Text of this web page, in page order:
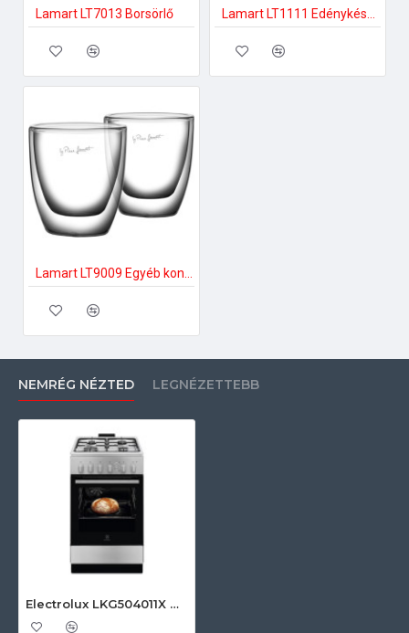
Lamart LT7013 Borsörlő
NEMRÉG NÉZTED LEGNÉZETTEBB
Electrolux LKG504011X Gáz tűzhely